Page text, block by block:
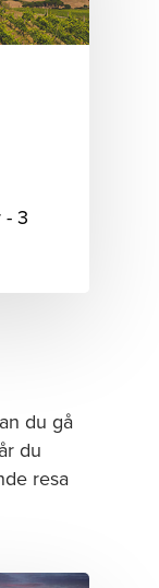
- 3
du gå
du
resa